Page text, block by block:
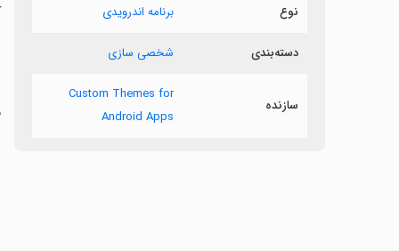
نوع برنامه اندرویدی
دسته‌بندی شخصی سازی
سازنده
Custom Themes for
Android Apps